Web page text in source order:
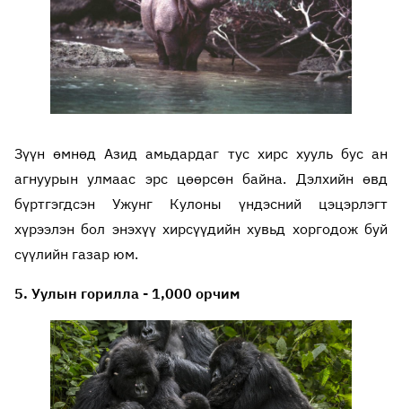
Зүүн өмнөд Азид амьдардаг тус хирс хууль бус ан
агнуурын улмаас эрс цөөрсөн байна. Дэлхийн өвд
бүртгэгдсэн Ужунг Кулоны үндэсний цэцэрлэгт
хүрээлэн бол энэхүү хирсүүдийн хувьд хоргодож буй
сүүлийн газар юм.
5. Уулын горилла - 1,000 орчим